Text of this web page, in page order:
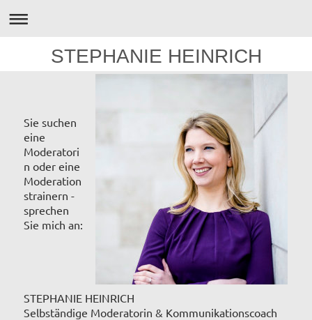
STEPHANIE HEINRICH
Sie suchen
eine
Moderatori
n oder eine
Moderation
strainern -
sprechen
Sie mich an:
STEPHANIE HEINRICH
Selbständige Moderatorin & Kommunikationscoach